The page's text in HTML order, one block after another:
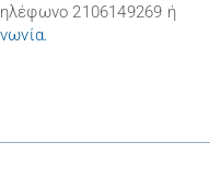
2106149269 ή
.